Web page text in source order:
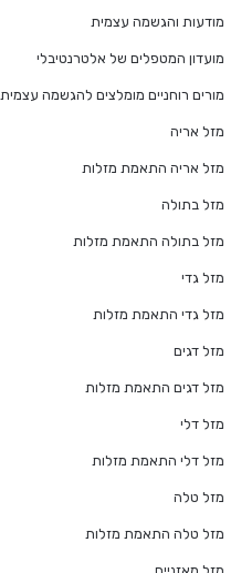
מודעות והגשמה עצמית
מועדון המטפלים של אלטרנטיבלי
מורים רוחניים מומלצים להגשמה עצמית
מזל אריה
מזל אריה התאמת מזלות
מזל בתולה
מזל בתולה התאמת מזלות
מזל גדי
מזל גדי התאמת מזלות
מזל דגים
מזל דגים התאמת מזלות
מזל דלי
מזל דלי התאמת מזלות
מזל טלה
מזל טלה התאמת מזלות